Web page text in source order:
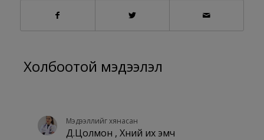
Холбоотой мэдээлэл
Мэдээллийг хянасан
Д.Цолмон , Хүний их эмч